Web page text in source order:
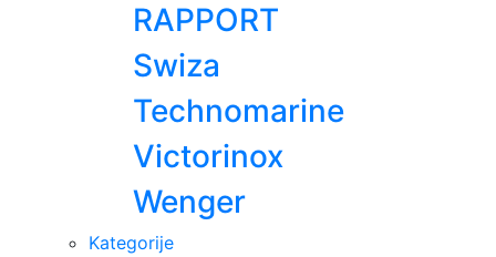
RAPPORT
Swiza
Technomarine
Victorinox
Wenger
Kategorije